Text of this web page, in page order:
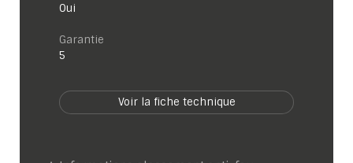
Oui
garantie
5
Voir la fiche technique